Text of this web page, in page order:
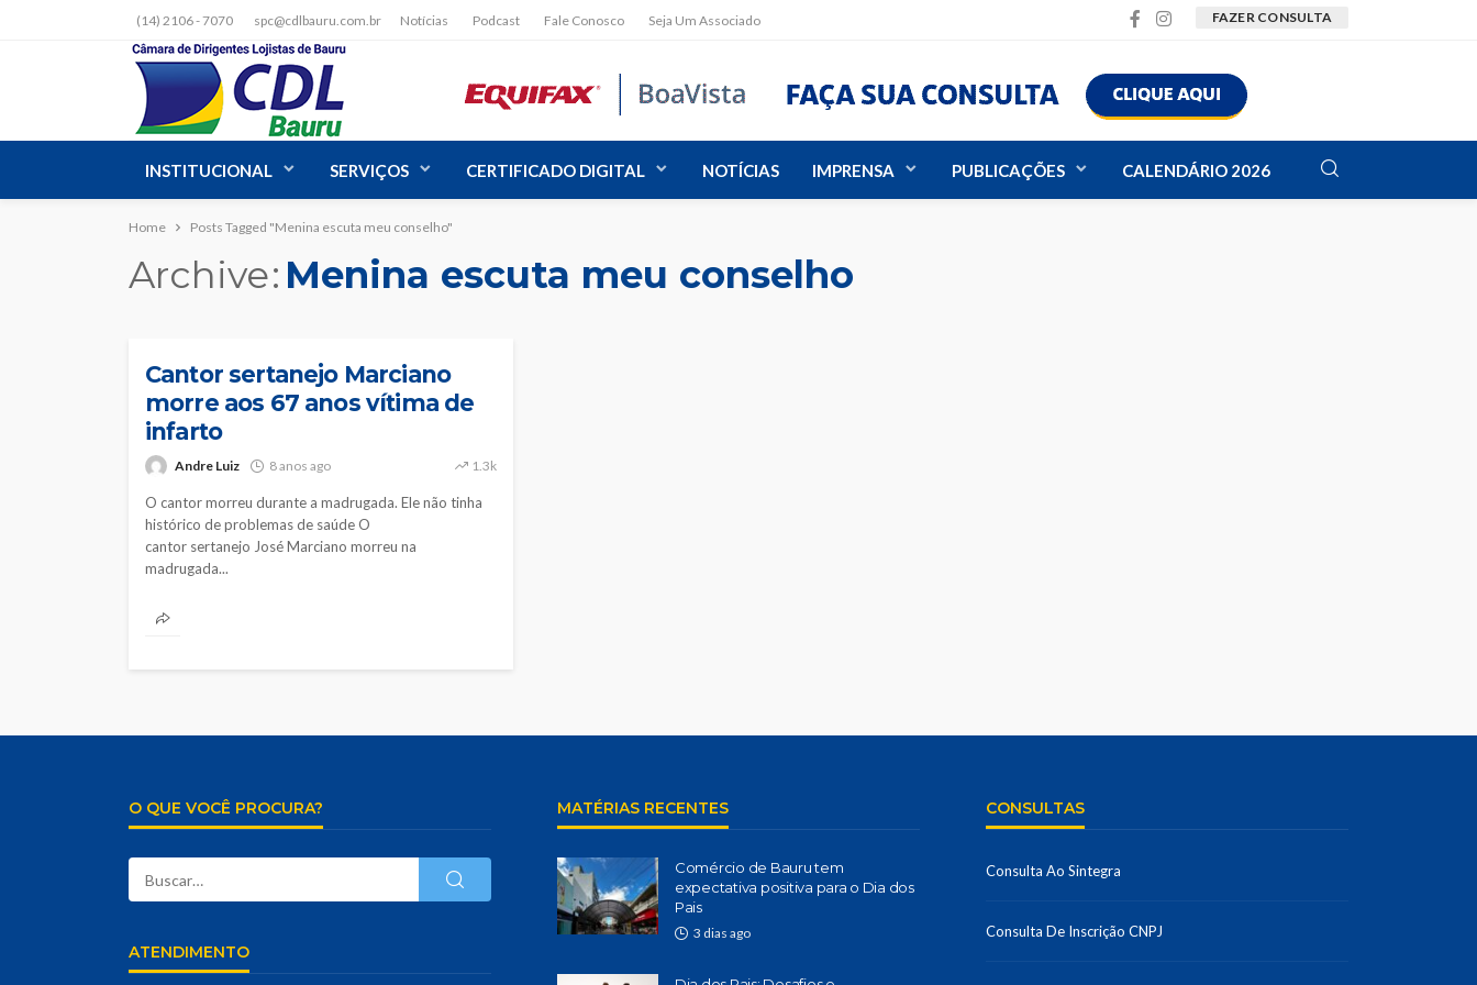
(14) 2106 - 7070 spc@cdlbauru.com.br Notícias Podcast Fale Conosco Seja Um Associado FAZER CONSULTA
INSTITUCIONAL SERVIÇOS CERTIFICADO DIGITAL NOTÍCIAS IMPRENSA PUBLICAÇÕES CALENDÁRIO 2026
Home Posts Tagged "Menina escuta meu conselho"
Archive Menina escuta meu conselho
Cantor sertanejo Marciano
morre aos 67 anos vítima de
infarto
Andre Luiz 8 anos ago 1.3k
O cantor morreu durante a madrugada. Ele não tinha
histórico de problemas de saúde O
cantor sertanejo José Marciano morreu na
madrugada...
O QUE VOCÊ PROCURA?
ATENDIMENTO
MATÉRIAS RECENTES
Comércio de Bauru tem
expectativa positiva para o Dia dos
Pais
3 dias ago
CONSULTAS
Consulta Ao Sintegra
Consulta De Inscrição CNPJ